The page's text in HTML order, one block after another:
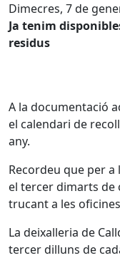
Dimecres, 7 de
Ja tenim
residus
A la documentació
el calendari de
any.
Recordeu que per
el tercer dimarts de
trucant a les
La deixalleria de
tercer dilluns de